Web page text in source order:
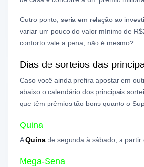
Outro ponto, seria em relação ao
variar um pouco do valor mínimo de
conforto vale a pena, não é mesmo?
Dias de sorteios das
Caso você ainda prefira apostar em
abaixo o calendário dos principais
que têm prêmios tão bons quanto o
Quina
A Quina de segunda à sábado, a partir
Mega-Sena